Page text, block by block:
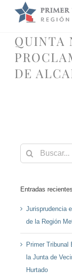
QUINTA
DE
Buscar:
Entradas recientes
Jurisprudencia
de la Región
Primer Tribunal
la Junta de
Hurtado